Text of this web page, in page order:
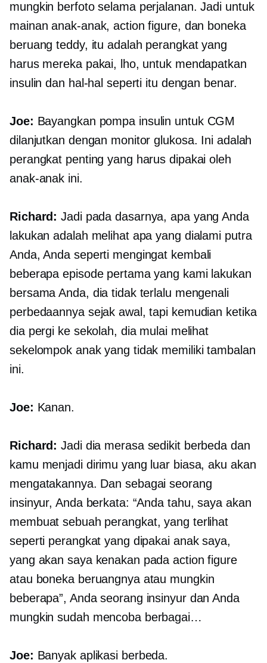
mungkin berfoto selama perjalanan. Jadi untuk
mainan anak-anak, action figure, dan boneka
beruang teddy, itu adalah perangkat yang
harus mereka pakai, lho, untuk mendapatkan
insulin dan hal-hal seperti itu dengan benar.
Joe: Bayangkan pompa insulin untuk CGM
dilanjutkan dengan monitor glukosa. Ini adalah
perangkat penting yang harus dipakai oleh
anak-anak ini.
Richard: Jadi pada dasarnya, apa yang Anda
lakukan adalah melihat apa yang dialami putra
Anda, Anda seperti mengingat kembali
beberapa episode pertama yang kami lakukan
bersama Anda, dia tidak terlalu mengenali
perbedaannya sejak awal, tapi kemudian ketika
dia pergi ke sekolah, dia mulai melihat
sekelompok anak yang tidak memiliki tambalan
ini.
Joe: Kanan.
Richard: Jadi dia merasa sedikit berbeda dan
kamu menjadi dirimu yang luar biasa, aku akan
mengatakannya. Dan sebagai seorang
insinyur, Anda berkata: “Anda tahu, saya akan
membuat sebuah perangkat, yang terlihat
seperti perangkat yang dipakai anak saya,
yang akan saya kenakan pada action figure
atau boneka beruangnya atau mungkin
beberapa”, Anda seorang insinyur dan Anda
mungkin sudah mencoba berbagai…
Joe: Banyak aplikasi berbeda.